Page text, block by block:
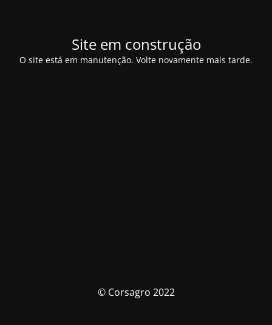
Site em construção
O site está em manutenção. Volte novamente mais tarde.
© Corsagro 2022